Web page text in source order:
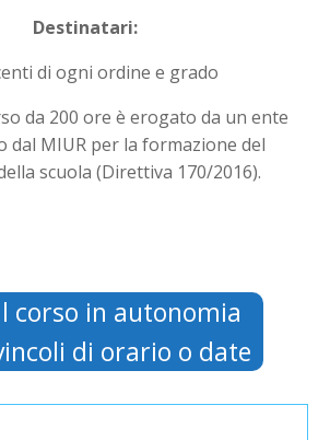
Destinatari:
di ogni ordine e grado
da 200 ore è erogato da un ente
dal MIUR per la formazione del
scuola (Direttiva 170/2016).
corso in autonomia
di orario o date